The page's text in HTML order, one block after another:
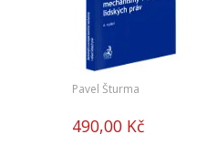
Pavel Šturma
490,00 Kč